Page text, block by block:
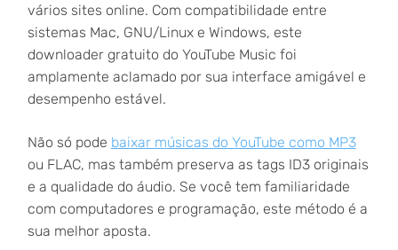
vários sites online. Com compatibilidade entre
sistemas Mac, GNU/Linux e Windows, este
downloader gratuito do YouTube Music foi
amplamente aclamado por sua interface amigável e
desempenho estável.
Não só pode baixar músicas do YouTube como MP3
ou FLAC, mas também preserva as tags ID3 originais
e a qualidade do áudio. Se você tem familiaridade
com computadores e programação, este método é a
sua melhor aposta.